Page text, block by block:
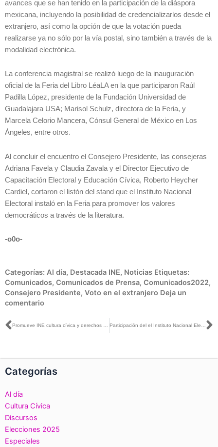
avances que se han tenido en la participación de la diáspora
mexicana, incluyendo la posibilidad de credencializarlos desde el
extranjero, así como la opción de que la votación pueda
realizarse ya no sólo por la vía postal, sino también a través de la
modalidad electrónica.
La conferencia magistral se realizó luego de la inauguración
oficial de la Feria del Libro LéaLA en la que participaron Raúl
Padilla López, presidente de la Fundación Universidad de
Guadalajara USA; Marisol Schulz, directora de la Feria, y
Marcela Celorio Mancera, Cónsul General de México en Los
Ángeles, entre otros.
Al concluir el encuentro el Consejero Presidente, las consejeras
Adriana Favela y Claudia Zavala y el Director Ejecutivo de
Capacitación Electoral y Educación Cívica, Roberto Heycher
Cardiel, cortaron el listón del stand que el Instituto Nacional
Electoral instaló en la Feria para promover los valores
democráticos a través de la literatura.
-o0o-
Categorías: Al día, Destacada INE, Noticias Etiquetas:
Comunicados, Comunicados de Prensa, Comunicados2022,
Consejero Presidente, Voto en el extranjero Deja un
comentario
Ant
Categorías
Al día
Cultura Cívica
Discursos
Elecciones 2025
Especiales